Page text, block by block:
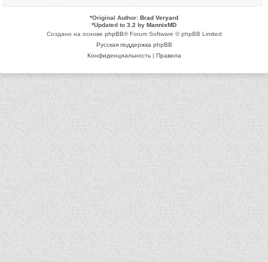
*Original Author: Brad Veryard
*Updated to 3.2 by MannixMD
Создано на основе phpBB® Forum Software © phpBB Limited
Русская поддержка phpBB
Конфиденциальность| Правила